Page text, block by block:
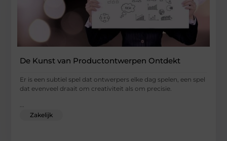
De Kunst van Productontwerpen Ontdekt
Er is een subtiel spel dat ontwerpers elke dag spelen, een spel
dat evenveel draait om creativiteit als om precisie.
...
Zakelijk